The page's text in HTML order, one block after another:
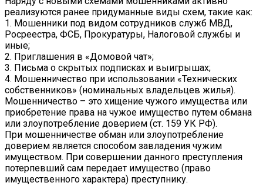
реализуются ранее придуманные виды схем, такие как:
1. Мошенники под видом сотрудников служб МВД,
Росреестра, ФСБ, Прокуратуры, Налоговой службы и
иные;
2. Приглашения в «Домовой чат»;
3. Письма о скрытых подписках и выигрышах;
4. Мошенничество при использовании «Технических
собственников» (номинальных владельцев жилья).
Мошенничество – это хищение чужого имущества или
приобретение права на чужое имущество путем обмана
или злоупотребление доверием (ст. 159 УК РФ).
При мошенничестве обман или злоупотребление
доверием является способом завладения чужим
имуществом. При совершении данного преступления
потерпевший сам передает имущество (право
имущественного характера) преступнику.